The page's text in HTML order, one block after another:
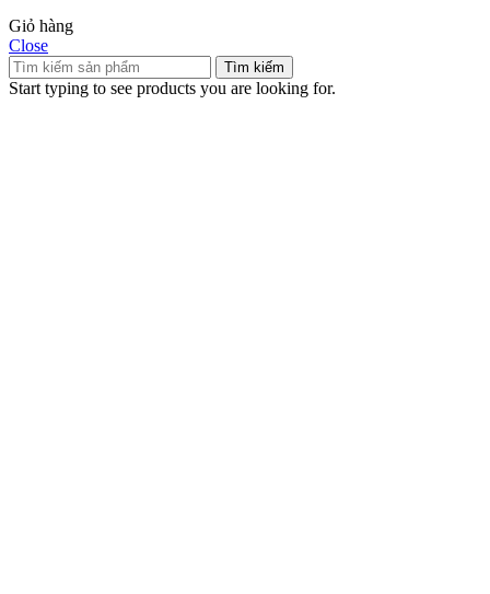
Giỏ hàng
Close
Tìm kiếm
Start typing to see products you are looking for.